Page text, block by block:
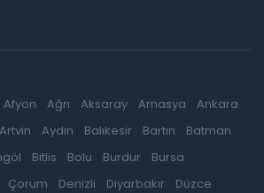
Afyon Ağrı Aksaray Amasya
Ankara
Artvin Aydın Balıkesir Bartın
Batman
Bitlis Bolu Burdur
Bursa
Çorum Denizli Diyarbakır
Düzce